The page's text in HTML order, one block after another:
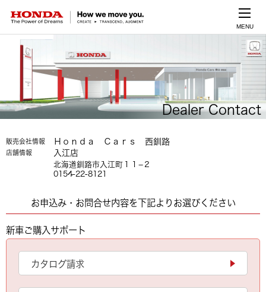
MENU
Dealer Contact
販売会社情報 Ｈｏｎｄａ Ｃａｒｓ 西釧路
店舗情報 入江店
北海道釧路市入江町１１−２
0154-22-8121
お申込み・お問合せ内容を下記よりお選びください
新車ご購入サポート
カタログ請求